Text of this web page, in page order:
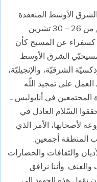
الأوسط المنعقدة
في دورتها التّاسعة في بافوس ـ قبرص من 26 – 30 تشرين
"نسعى كسفراء عن المسيح كأن
والتي تمثّل مسيحيّي الشرق الأوسط
الشرقيّة، والإنجيليّة،
العمل على تمجيد اللّه
المجتمعين في أنابوليس ـ
السّلام العادل في
لأصحابها، الأمر الذي
المنطقة أجمعين.
والثقافات والحضارات
وأننا نرافق
تؤول هذه الجهود إلى